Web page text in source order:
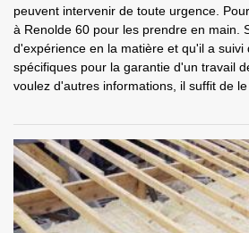
peuvent intervenir de toute urgence.
à Renolde 60 pour les prendre en main.
d'expérience en la matière et qu'il a suivi
spécifiques pour la garantie d'un travail
voulez d'autres informations, il suffit de